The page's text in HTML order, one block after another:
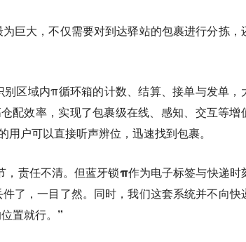
巨大，不仅需要对到达驿站的包裹进行分拣，
区域内π循环箱的计数、结算、接单与发单，
配效率，实现了包裹级在线、感知、交互等增
户可以直接听声辨位，迅速找到包裹。
，责任不清。但蓝牙锁π作为电子标签与快递时
了，一目了然。同时，我们这套系统并不向快
置就行。”